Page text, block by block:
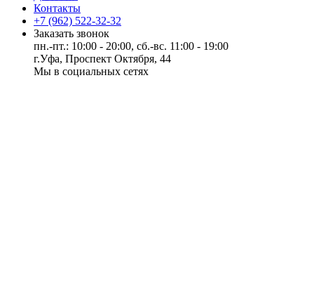
Контакты
+7 (962) 522-32-32
Заказать звонок
пн.-пт.: 10:00 - 20:00, сб.-вс. 11:00 - 19:00
г.Уфа, Проспект Октября, 44
Мы в социальных сетях